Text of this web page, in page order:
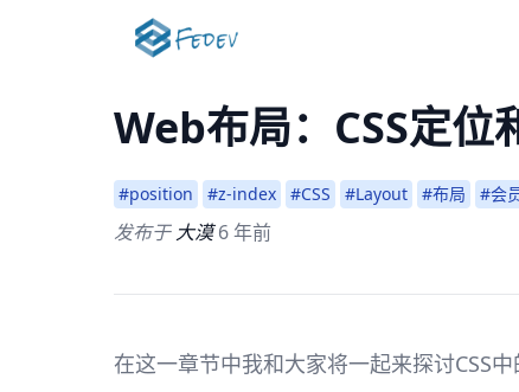
Web布局：CSS定位
#position #z-index #CSS #Layout #布局 #会
发布于大漠6 年前
在这一章节中我和大家将一起来探讨CSS